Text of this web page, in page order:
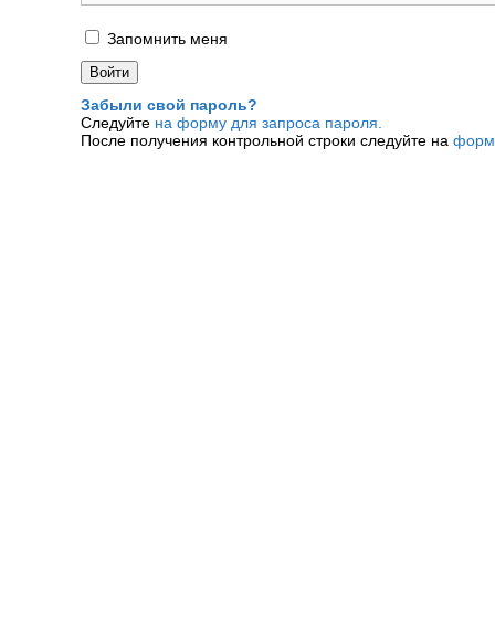
Запомнить меня
Забыли свой пароль?
Следуйте на форму для запроса пароля.
После получения контрольной строки следуйте на